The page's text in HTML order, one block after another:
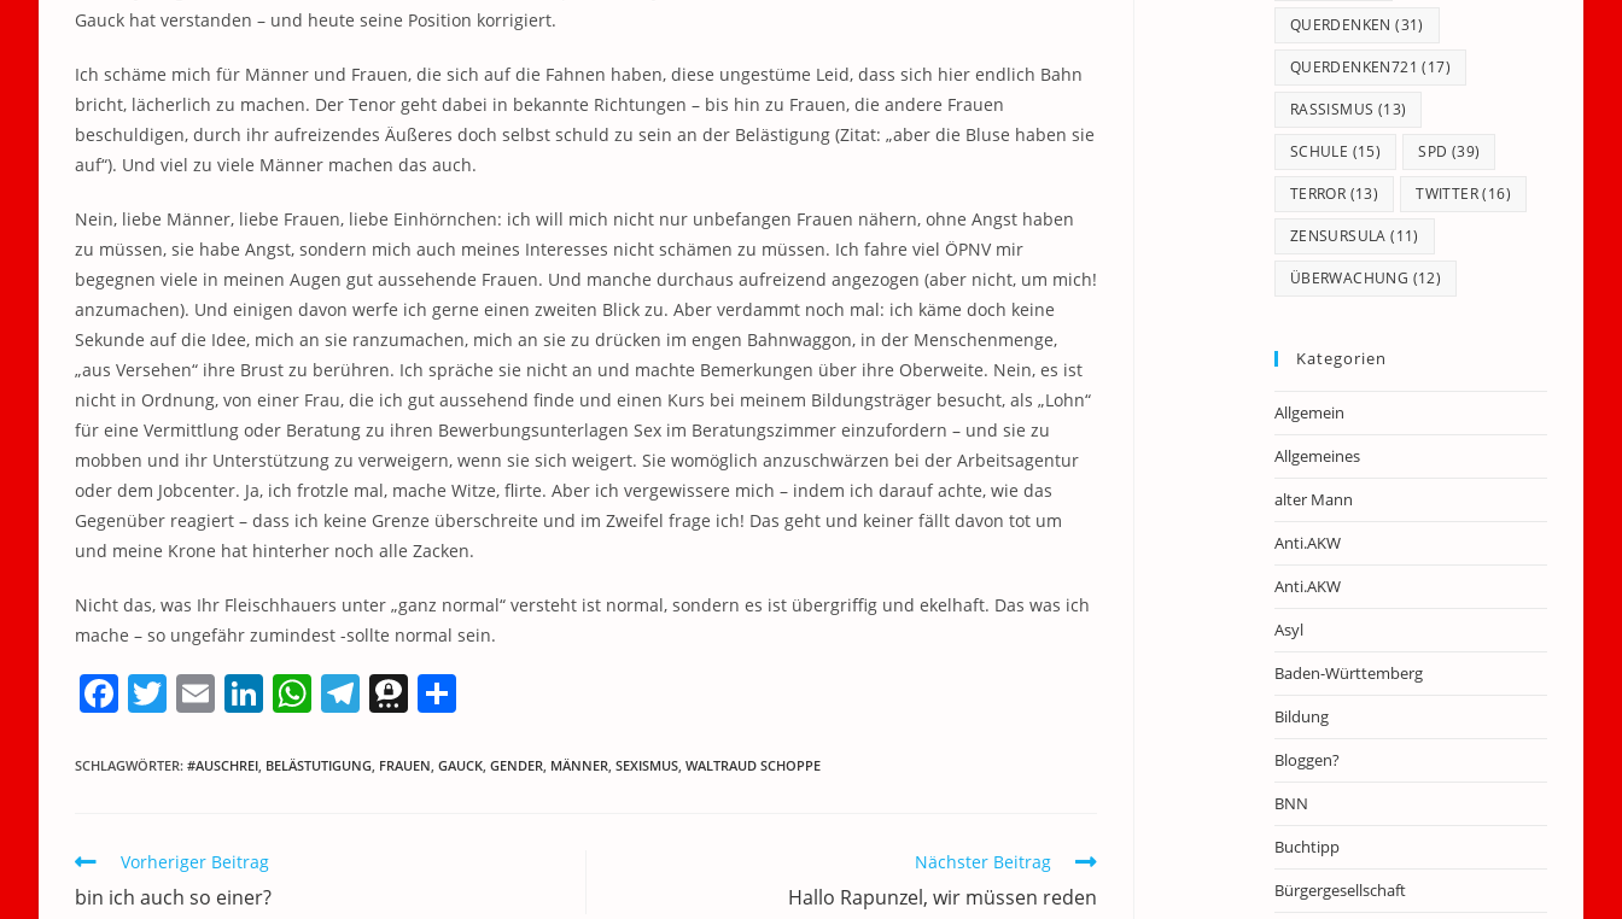
Gauck hat verstanden – und heute seine Position korrigiert.
Ich schäme mich für Männer und Frauen, die sich auf die Fahnen haben, diese ungestüme Leid, dass sich hier endlich Bahn
bricht, lächerlich zu machen. Der Tenor geht dabei in bekannte Richtungen – bis hin zu Frauen, die andere Frauen
beschuldigen, durch ihr aufreizendes Äußeres doch selbst schuld zu sein an der Belästigung (Zitat: „aber die Bluse haben sie
auf“). Und viel zu viele Männer machen das auch.
Nein, liebe Männer, liebe Frauen, liebe Einhörnchen: ich will mich nicht nur unbefangen Frauen nähern, ohne Angst haben
zu müssen, sie habe Angst, sondern mich auch meines Interesses nicht schämen zu müssen. Ich fahre viel ÖPNV mir
begegnen viele in meinen Augen gut aussehende Frauen. Und manche durchaus aufreizend angezogen (aber nicht, um mich!
anzumachen). Und einigen davon werfe ich gerne einen zweiten Blick zu. Aber verdammt noch mal: ich käme doch keine
Sekunde auf die Idee, mich an sie ranzumachen, mich an sie zu drücken im engen Bahnwaggon, in der Menschenmenge,
„aus Versehen“ ihre Brust zu berühren. Ich spräche sie nicht an und machte Bemerkungen über ihre Oberweite. Nein, es ist
nicht in Ordnung, von einer Frau, die ich gut aussehend finde und einen Kurs bei meinem Bildungsträger besucht, als „Lohn“
für eine Vermittlung oder Beratung zu ihren Bewerbungsunterlagen Sex im Beratungszimmer einzufordern – und sie zu
mobben und ihr Unterstützung zu verweigern, wenn sie sich weigert. Sie womöglich anzuschwärzen bei der Arbeitsagentur
oder dem Jobcenter. Ja, ich frotzle mal, mache Witze, flirte. Aber ich vergewissere mich – indem ich darauf achte, wie das
Gegenüber reagiert – dass ich keine Grenze überschreite und im Zweifel frage ich! Das geht und keiner fällt davon tot um
und meine Krone hat hinterher noch alle Zacken.
Nicht das, was Ihr Fleischhauers unter „ganz normal“ versteht ist normal, sondern es ist übergriffig und ekelhaft. Das was ich
mache – so ungefähr zumindest -sollte normal sein.
F
c
b
o
T
itt
E
ai
Li
k
dI
n
W
at
T
e
T
re le
SCHLAGWÖRTER: #AUSCHREI, BELÄSTUTIGUNG, FRAUEN, GAUCK, GENDER, MÄNNER, SEXISMUS, WALTRAUD SCHOPPE
Weitere
Artikel
ansehen
Vorheriger Beitrag
bin ich auch so einer?
Nächster Beitrag
Hallo Rapunzel, wir müssen reden
QUERDENKEN (31)
QUERDENKEN721 (17)
RASSISMUS (13)
SCHULE (15) SPD (39)
TERROR (13) TWITTER(16)
ZENSURSULA (11)
ÜBERWACHUNG (12)
Kategorien
Allgemein
Allgemeines
alter Mann
Anti.AKW
Anti.AKW
Asyl
Baden-Württemberg
Bildung
Bloggen?
BNN
Buchtipp
Bürgergesellschaft